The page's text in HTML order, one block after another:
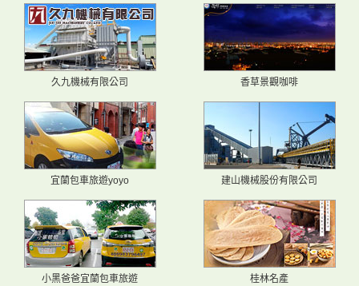
久九機械有限公司 香草景觀咖啡
宜蘭包車旅遊yoyo 建山機械股份有限公司
小黑爸爸宜蘭包車旅遊 桂林名產